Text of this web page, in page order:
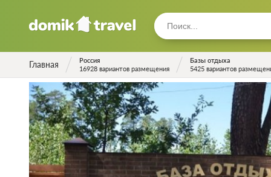
Главная
Россия
16928 вариантов размещения
Базы отдыха
5425 вариантов